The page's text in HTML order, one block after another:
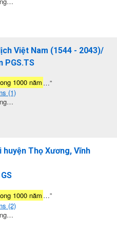
Việt Nam (1544 - 2043)/
PGS.TS
1000 năm …”
(1)
huyện Thọ Xương, Vĩnh
1000 năm …”
(2)